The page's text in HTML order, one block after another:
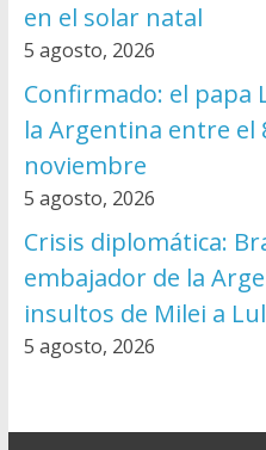
en el solar natal
5 agosto, 2026
Confirmado: el papa
la Argentina entre el
noviembre
5 agosto, 2026
Crisis diplomática:
embajador de la
insultos de Milei a
5 agosto, 2026